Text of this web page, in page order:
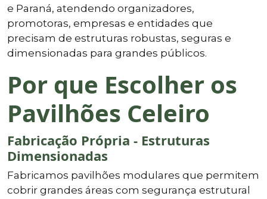
e Paraná, atendendo organizadores,
promotoras, empresas e entidades que
precisam de estruturas robustas, seguras e
dimensionadas para grandes públicos.
Por que Escolher os
Pavilhões Celeiro
Fabricação Própria - Estruturas
Dimensionadas
Fabricamos pavilhões modulares que permitem
cobrir grandes áreas com segurança estrutural